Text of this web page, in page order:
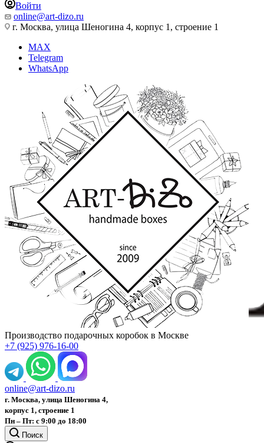
Войти
online@art-dizo.ru
г. Москва, улица Шеногина 4, корпус 1, строение 1
MAX
Telegram
WhatsApp
Производство подарочных коробок в Москве
+7 (925) 976-16-00
online@art-dizo.ru
г. Москва, улица Шеногина 4,
корпус 1, строение 1
Пн – Пт: с 9:00 до 18:00
Поиск